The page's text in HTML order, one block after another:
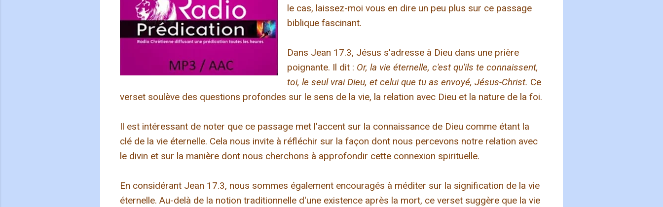
le cas, laissez-moi vous en dire un peu plus sur ce passage
biblique fascinant.
Dans Jean 17.3, Jésus s'adresse à Dieu dans une prière
poignante. Il dit : Or, la vie éternelle, c'est qu'ils te connaissent,
toi, le seul vrai Dieu, et celui que tu as envoyé, Jésus-Christ. Ce
verset soulève des questions profondes sur le sens de la vie, la relation avec Dieu et la nature de la foi.
Il est intéressant de noter que ce passage met l'accent sur la connaissance de Dieu comme étant la
clé de la vie éternelle. Cela nous invite à réfléchir sur la façon dont nous percevons notre relation avec
le divin et sur la manière dont nous cherchons à approfondir cette connexion spirituelle.
En considérant Jean 17.3, nous sommes également encouragés à méditer sur la signification de la vie
éternelle. Au-delà de la notion traditionnelle d'une existence après la mort, ce verset suggère que la vie